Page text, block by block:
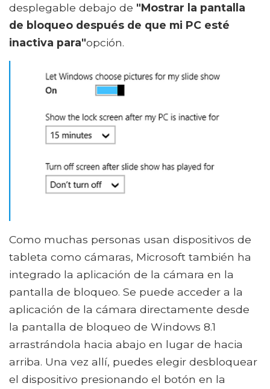
desplegable debajo de "Mostrar la pantalla
de bloqueo después de que mi PC esté
inactiva para"opción.
Como muchas personas usan dispositivos de
tableta como cámaras, Microsoft también ha
integrado la aplicación de la cámara en la
pantalla de bloqueo. Se puede acceder a la
aplicación de la cámara directamente desde
la pantalla de bloqueo de Windows 8.1
arrastrándola hacia abajo en lugar de hacia
arriba. Una vez allí, puedes elegir desbloquear
el dispositivo presionando el botón en la